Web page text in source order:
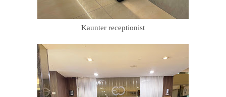
Kaunter receptionist